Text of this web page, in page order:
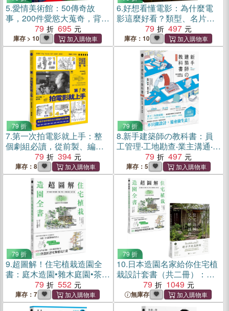
5.愛情美術館：50傳奇故
事，200件愛慾大蒐奇，背後
扣人心弦之謎
79 695
庫存 > 10
6.好想看懂電影：為什麼電
影這麼好看？類型、名片、
運動、技術，4大主題掌握電
影語言
79 497
庫存：10
79 折
7.第一次拍電影就上手：整
個劇組必讀，從前製、編
劇、拍攝、剪輯到發行，專
家手把手帶你從0開始的60堂
課
79 394
庫存：8
79 折
8.新手建築師の教科書：員
工管理‧工地勘查‧業主溝通‧設
計實務‧簡報技巧‧工程監造，
日本一級建築師執業經營之
道，一次傳授！（長銷好評
版）
79 497
庫存：5
79 折
9.超圖解！住宅植栽造園全
書：庭木造園•雜木庭園•茶庭
•坪庭•針葉樹庭院•英式花
園……實現日本庭屋一如的
造園實作與美感關鍵
79 552
庫存：7
79 折
10.日本造園名家給你住宅植
栽設計套書（共二冊）：
《超圖解！住宅植栽造園全
書》《日本造園大師才懂
的，好房子景觀設計85法
79 1049
無庫存